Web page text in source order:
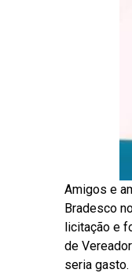
Amigos e
Bradesco
licitação e
de
seria